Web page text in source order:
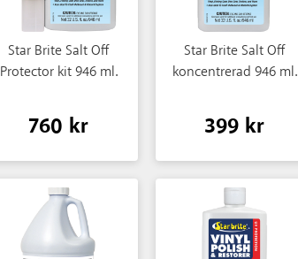
Star Brite Salt Off
Protector kit 946 ml.
760 kr
Star Brite Salt Off
koncentrerad 946 ml.
399 kr